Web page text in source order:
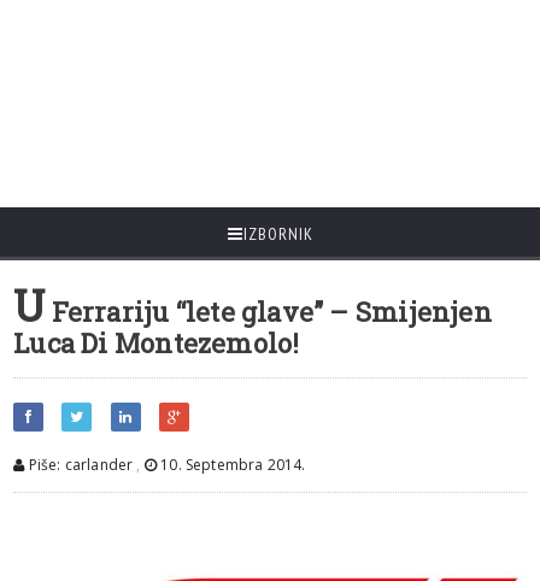
IZBORNIK
U Ferrariju “lete glave” – Smijenjen
Luca Di Montezemolo!
Piše: carlander , 10. Septembra 2014.